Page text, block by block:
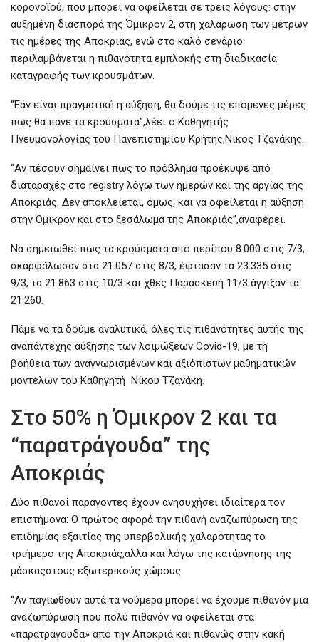
κορονοϊού, που μπορεί να οφείλεται σε τρεις λόγους: στην
αυξημένη διασπορά της Όμικρον 2, στη χαλάρωση των μέτρων
τις ημέρες της Αποκριάς, ενώ στο καλό σενάριο
περιλαμβάνεται η πιθανότητα εμπλοκής στη διαδικασία
καταγραφής των κρουσμάτων.
“Εάν είναι πραγματική η αύξηση, θα δούμε τις επόμενες μέρες
πως θα πάνε τα κρούσματα”,λέει ο Καθηγητής
Πνευμονολογίας του Πανεπιστημίου Κρήτης,Νίκος Τζανάκης.
“Αν πέσουν σημαίνει πως το πρόβλημα προέκυψε από
διαταραχές στο registry λόγω των ημερών και της αργίας της
Αποκριάς. Δεν αποκλείεται, όμως, και να οφείλεται η αύξηση
στην Όμικρον και στο ξεσάλωμα της Αποκριάς”,αναφέρει.
Να σημειωθεί πως τα κρούσματα από περίπου 8.000 στις 7/3,
σκαρφάλωσαν στα 21.057 στις 8/3, έφτασαν τα 23.335 στις
9/3, τα 21.863 στις 10/3 και χθες Παρασκευή 11/3 άγγιξαν τα
21.260.
Πάμε να τα δούμε αναλυτικά, όλες τις πιθανότητες αυτής της
αναπάντεχης αύξησης των λοιμώξεων Covid-19, με τη
βοήθεια των αναγνωρισμένων και αξιόπιστων μαθηματικών
μοντέλων του Καθηγητή Νίκου Τζανάκη.
Στο 50% η Όμικρον 2 και τα
“παρατράγουδα” της
Αποκριάς
Δύο πιθανοί παράγοντες έχουν ανησυχήσει ιδιαίτερα τον
επιστήμονα: Ο πρώτος αφορά την πιθανή αναζωπύρωση της
επιδημίας εξαιτίας της υπερβολικής χαλαρότητας το
τριήμερο της Αποκριάς,αλλά και λόγω της κατάργησης της
μάσκαςστους εξωτερικούς χώρους.
“Αν παγιωθούν αυτά τα νούμερα μπορεί να έχουμε πιθανόν μια
αναζωπύρωση που πολύ πιθανόν να οφείλεται στα
«παρατράγουδα» από την Αποκριά και πιθανώς στην κακή